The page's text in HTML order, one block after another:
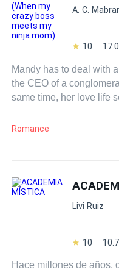
estudante da Sharky
e nada menos que
objetivo: transformar a
ou cairá na rede do
A. C.
10
Mandy has to deal with
the CEO of a
same time, her love life
best friend. Could life be
things worse, her ninja
Romance
Livi Ruiz
10
Hace millones de años,